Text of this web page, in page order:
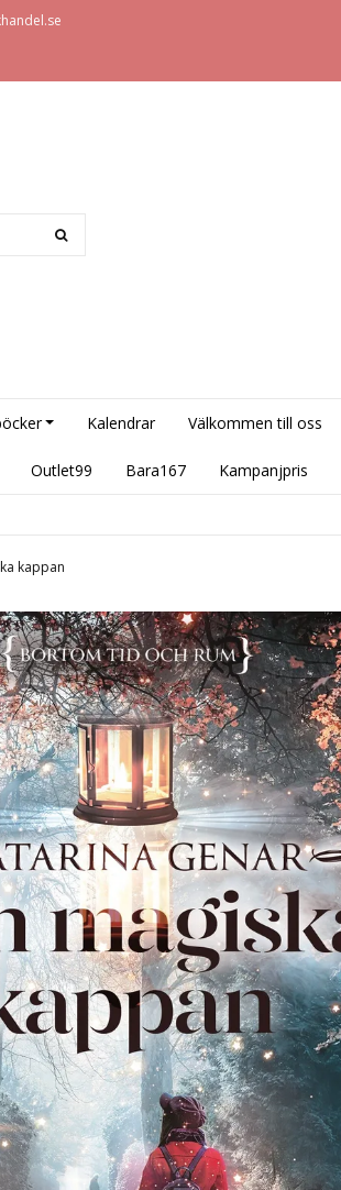
Kalendrar Välkommen till oss
Outlet99 Bara167 Kampanjpris
kappan